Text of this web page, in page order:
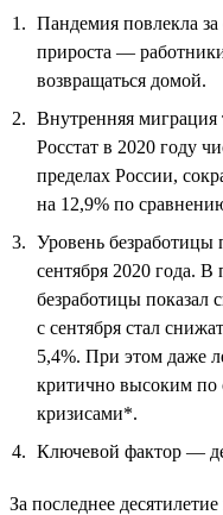
Пандемия повлекла
прироста —
возвращаться домой.
Внутренняя
Росстат в 2020 году
пределах России,
на 12,9% по
Уровень безработицы
сентября 2020 года.
безработицы показал
с сентября стал
5,4%. При этом даже
критично высоким
кризисами*.
Ключевой фактор —
За последнее